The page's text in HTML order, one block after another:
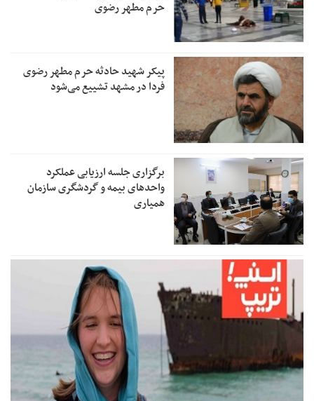
حرم مطهر رضوی
پیکر شهید حادثه حرم مطهر رضوی
فردا در مشهد تشییع می‌شود
برگزاری جلسه ارزیابی عملکرد
واحدهای بیمه و گردشگری سازمان
همیاری